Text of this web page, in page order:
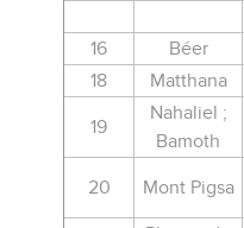
16
Béer
18
Matthana
19
Nahaliel ;
Bamoth
20 Mont Pigsa